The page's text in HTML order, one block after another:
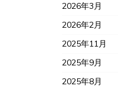
2026年3月
2026年2月
2025年11月
2025年9月
2025年8月